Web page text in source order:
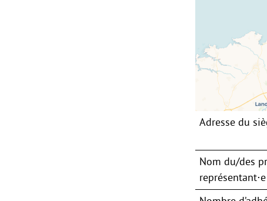
Adresse du
Nom du/des